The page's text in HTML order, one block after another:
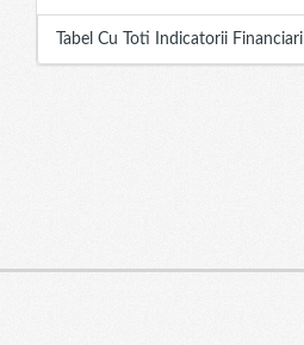
Tabel Cu Toti Indicatorii Financiari